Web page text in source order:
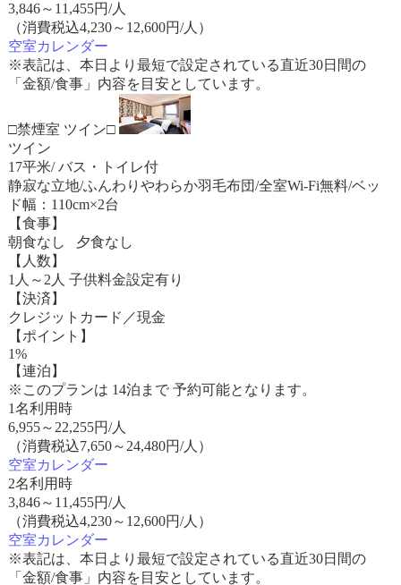
3,846～ 11,455円/人
（消費税込4,230～12,600円/人）
空室カレンダー
※表記は、本日より最短で設定されている直近30日間の
「金額/食事」内容を目安としています。
□禁煙室 ツイン□
ツイン
17平米/ バス・トイレ付
静寂な立地/ふんわりやわらか羽毛布団/全室Wi-Fi無料/ベッ
ド幅：110cm×2台
【食事】
朝食なし 夕食なし
【人数】
1人～2人 子供料金設定有り
【決済】
クレジットカード／現金
【ポイント】
1%
【連泊】
※このプランは 14泊まで 予約可能となります。
1名利用時
6,955～ 22,255円/人
（消費税込7,650～24,480円/人）
空室カレンダー
2名利用時
3,846～ 11,455円/人
（消費税込4,230～12,600円/人）
空室カレンダー
※表記は、本日より最短で設定されている直近30日間の
「金額/食事」内容を目安としています。